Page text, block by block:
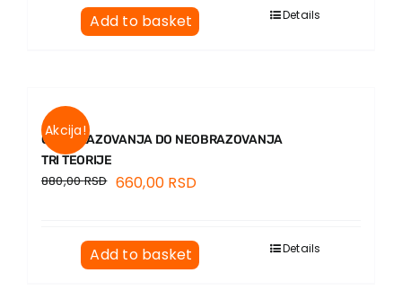
Add to basket Details
Akcija!
OD OBRAZOVANJA DO NEOBRAZOVANJA
TRI TEORIJE
880,00RSD 660,00 RSD
Add to basket Details